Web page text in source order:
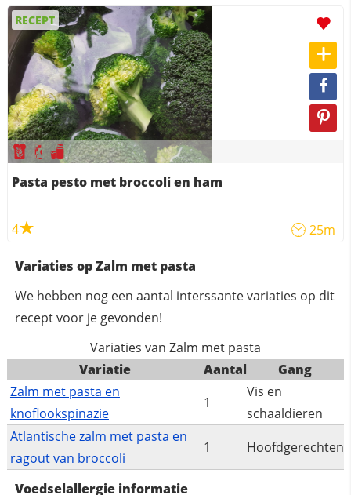
RECEPT
Pasta pesto met broccoli en ham
4 25m
Variaties op Zalm met pasta
We hebben nog een aantal interssante variaties op dit
recept voor je gevonden!
Variaties van Zalm met pasta
Variatie
Aantal
Gang
Zalm met pasta en
knoflookspinazie
1
Vis en
schaaldieren
Atlantische zalm met pasta en
ragout van broccoli
1 Hoofdgerechten
Voedselallergie informatie